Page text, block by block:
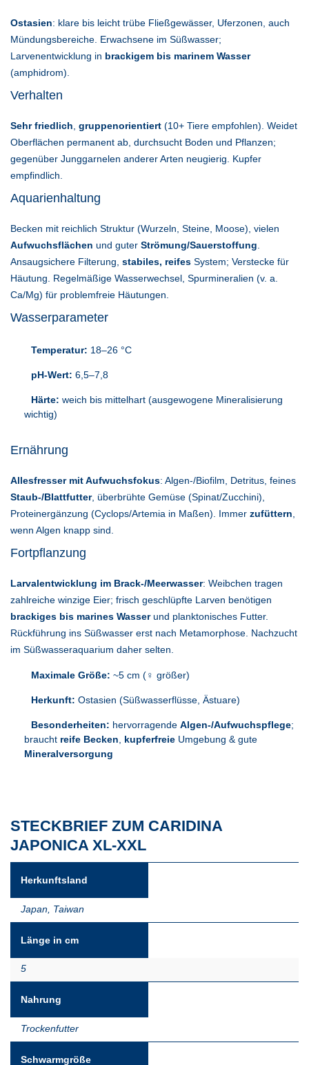
Ostasien: klare bis leicht trübe Fließgewässer, Uferzonen, auch
Mündungsbereiche. Erwachsene im Süßwasser;
Larvenentwicklung in brackigem bis marinem Wasser
(amphidrom).
Verhalten
Sehr friedlich gruppenorientiert (10+ Tiere empfohlen). Weidet
Oberflächen permanent ab, durchsucht Boden und Pflanzen;
gegenüber Junggarnelen anderer Arten neugierig. Kupfer
empfindlich.
Aquarienhaltung
Becken mit reichlich Struktur (Wurzeln, Steine, Moose), vielen
Aufwuchsflächen und guter Strömung/Sauerstoffung
Ansaugsichere Filterung, stabiles, reifes System; Verstecke für
Häutung. Regelmäßige Wasserwechsel, Spurmineralien (v. a.
Ca/Mg) für problemfreie Häutungen.
Wasserparameter
Temperatur: 18–26 °C
pH-Wert: 6,5–7,8
Härte: weich bis mittelhart (ausgewogene Mineralisierung
wichtig)
Ernährung
Allesfresser mit Aufwuchsfokus: Algen-/Biofilm, Detritus, feines
Staub-/Blattfutter, überbrühte Gemüse (Spinat/Zucchini),
Proteinergänzung (Cyclops/Artemia in Maßen). Immer zufüttern
wenn Algen knapp sind.
Fortpflanzung
Larvalentwicklung im Brack-/Meerwasser: Weibchen tragen
zahlreiche winzige Eier; frisch geschlüpfte Larven benötigen
brackiges bis marines Wasserund planktonisches Futter.
Rückführung ins Süßwasser erst nach Metamorphose. Nachzucht
im Süßwasseraquarium daher selten.
Maximale Größe: ~5 cm (♀ größer)
Herkunft: Ostasien (Süßwasserflüsse, Ästuare)
Besonderheiten: hervorragende Algen-/Aufwuchspflege;
braucht reife Becken kupferfreie Umgebung & gute
Mineralversorgung
STECKBRIEF ZUM CARIDINA
JAPONICA XL-XXL
Herkunftsland
Japan Taiwan
Länge in cm
5
Nahrung
Trockenfutter
Schwarmgröße